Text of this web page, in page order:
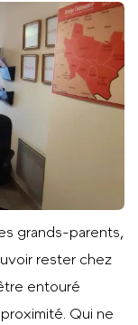
grands-parents,
rester chez
entouré
Qui ne